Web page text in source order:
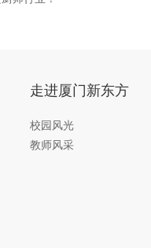
走进厦门新东方
校园风光
教师风采